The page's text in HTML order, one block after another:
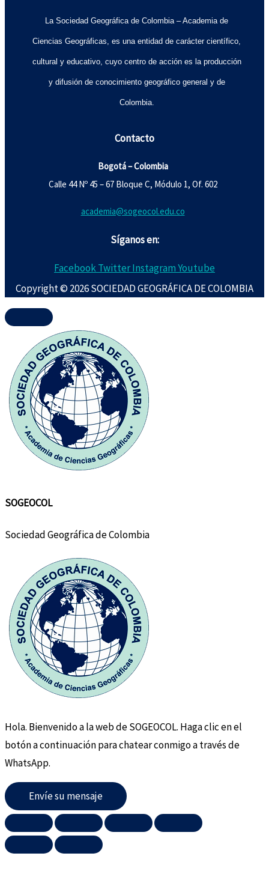
La Sociedad Geográfica de Colombia – Academia de
Ciencias Geográficas, es una entidad de carácter científico,
cultural y educativo, cuyo centro de acción es la producción
y difusión de conocimiento geográfico general y de
Colombia.
Contacto
Bogotá – Colombia
Calle 44 Nº 45 – 67 Bloque C, Módulo 1, Of. 602
academia@sogeocol.edu.co
Síganos en:
FacebookTwitterInstagramYoutube
Copyright © 2026 SOCIEDAD GEOGRÁFICA DE COLOMBIA
SOGEOCOL
Sociedad Geográfica de Colombia
Hola. Bienvenido a la web de SOGEOCOL. Haga clic en el
botón a continuación para chatear conmigo a través de
WhatsApp.
Envíe su mensaje